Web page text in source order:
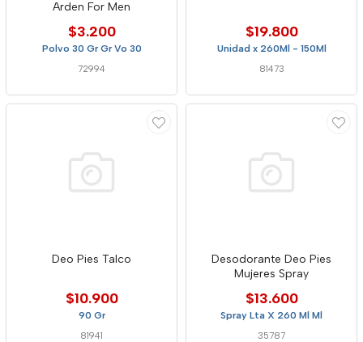
Arden For Men
$3.200
Polvo 30 Gr Gr Vo 30
72994
$19.800
Unidad x 260Ml - 150Ml
81473
Deo Pies Talco
$10.900
90 Gr
81941
Desodorante Deo Pies
Mujeres Spray
$13.600
Spray Lta X 260 Ml Ml
35787